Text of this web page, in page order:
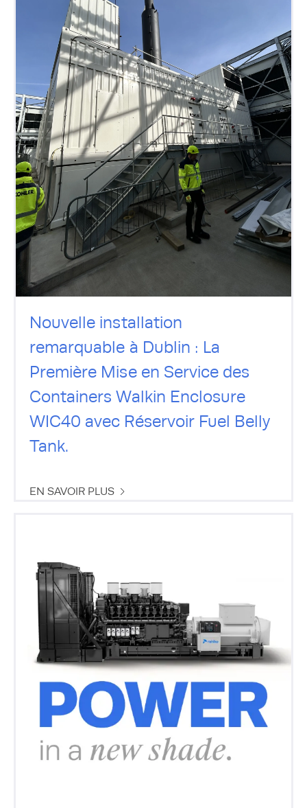
Nouvelle installation
remarquable à Dublin : La
Première Mise en Service des
Containers Walkin Enclosure
WIC40 avec Réservoir Fuel Belly
Tank.
EN SAVOIR PLUS